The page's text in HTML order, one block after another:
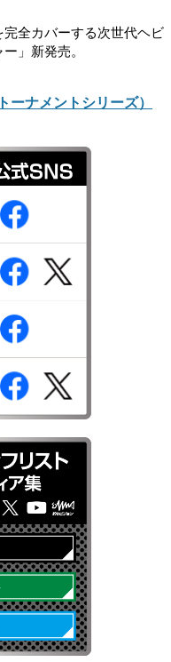
全カバーする次世代ヘビ
」新発売。
ナメントシリーズ）